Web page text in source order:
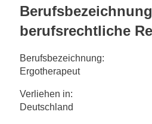
berufsrechtliche
Berufsbezeichnung:
Ergotherapeut
Verliehen in:
Deutschland